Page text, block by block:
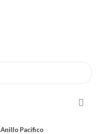
Anillo Pacifico